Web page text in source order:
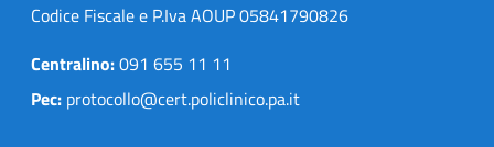
Codice Fiscale e P.Iva AOUP 05841790826
Centralino:091 655 11 11
Pec: protocollo@cert.policlinico.pa.it